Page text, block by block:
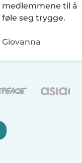
medlemmene til å
føle seg trygge.
Giovanna